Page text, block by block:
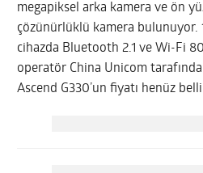
megapiksel arka kamera ve ön
çözünürlüklü kamera bulunuyor.
cihazda Bluetooth 2.1 ve Wi-Fi
operatör China Unicom
Ascend G330’un fiyatı henüz